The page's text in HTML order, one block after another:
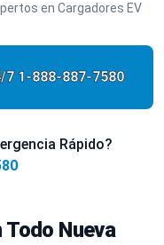
en Cargadores EV
7 1-888-887-7580
Rápido?
Nueva